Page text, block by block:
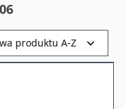
produktu A-Z